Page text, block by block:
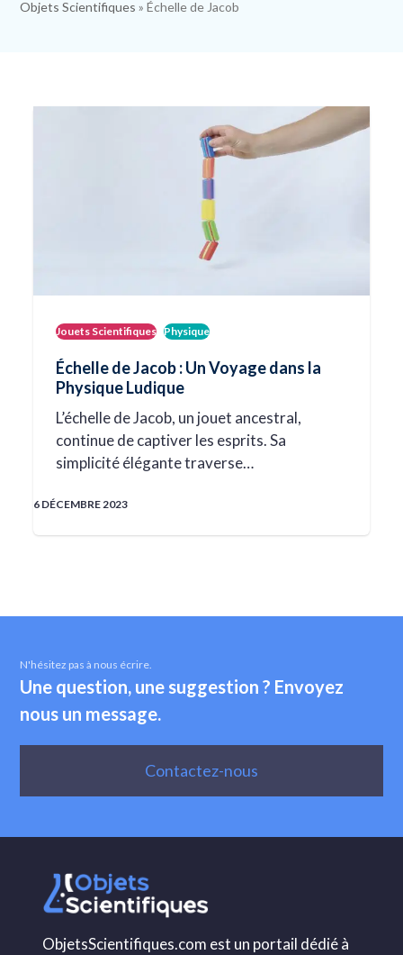
Objets Scientifiques »Échelle de Jacob
Jouets Scientifiques Physique
Échelle de Jacob : Un Voyage dans la
Physique Ludique
L’échelle de Jacob, un jouet ancestral,
continue de captiver les esprits. Sa
simplicité élégante traverse…
6 DÉCEMBRE 2023
N'hésitez pas à nous écrire.
Une question, une suggestion ? Envoyez
nous un message.
Contactez-nous
ObjetsScientifiques.com est un portail dédié à